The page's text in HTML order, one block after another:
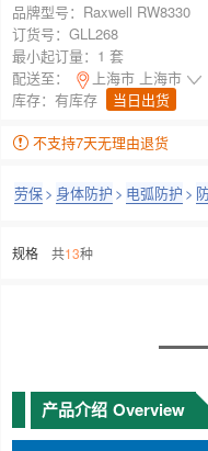
品牌型号： Raxwell RW8330
订货号： GLL268
最小起订量： 1 套
配送至：
上海市 上海市
库存： 有库存 当日出货
不支持7天无理由退货
劳保> 身体防护 > 电弧防护 >
规格 共13种
产品介绍 Overview